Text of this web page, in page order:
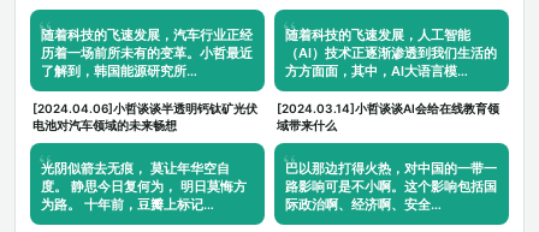
随着科技的飞速发展，汽车行业正经
历着一场前所未有的变革。小哲最近
了解到，韩国能源研究所…
[2024.04.06]小哲谈谈半透明钙钛矿光伏
电池对汽车领域的未来畅想
随着科技的飞速发展，人工智能
（AI）技术正逐渐渗透到我们生活的
方方面面，其中，AI大语言模…
[2024.03.14]小哲谈谈AI会给在线教育领
域带来什么
光阴似箭去无痕， 莫让年华空自
度。 静思今日复何为， 明日莫悔方
为路。 十年前，豆瓣上标记…
巴以那边打得火热，对中国的一带一
路影响可是不小啊。这个影响包括国
际政治啊、经济啊、安全…